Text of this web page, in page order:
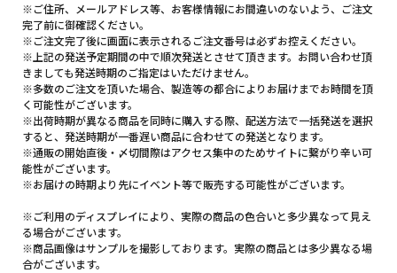
※ご住所、メールアドレス等、お客様情報にお間違いのないよう、ご注文
完了前に御確認ください。
※ご注文完了後に画面に表示されるご注文番号は必ずお控えください。
※上記の発送予定期間の中で順次発送とさせて頂きます。お問い合わせ頂
きましても発送時期のご指定はいただけません。
※多数のご注文を頂いた場合、製造等の都合によりお届けまでお時間を頂
く可能性がございます。
※出荷時期が異なる商品を同時に購入する際、配送方法で一括発送を選択
すると、発送時期が一番遅い商品に合わせての発送となります。
※通販の開始直後・〆切間際はアクセス集中のためサイトに繋がり辛い可
能性がございます。
※お届けの時期より先にイベント等で販売する可能性がございます。
※ご利用のディスプレイにより、実際の商品の色合いと多少異なって見え
る場合がございます。
※商品画像はサンプルを撮影しております。実際の商品とは多少異なる場
合がございます。